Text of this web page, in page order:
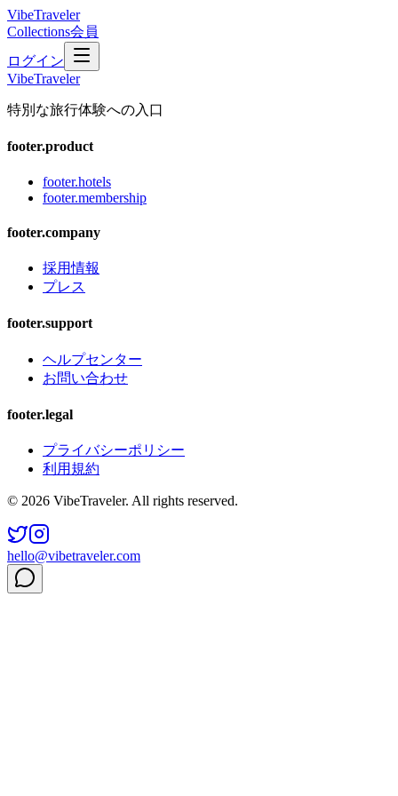
VibeTraveler
Collections会員
ログイン
VibeTraveler
特別な旅行体験への入口
footer.product
footer.hotels
footer.membership
footer.company
採用情報
プレス
footer.support
ヘルプセンター
お問い合わせ
footer.legal
プライバシーポリシー
利用規約
© 2026 VibeTraveler. All rights reserved.
hello@vibetraveler.com